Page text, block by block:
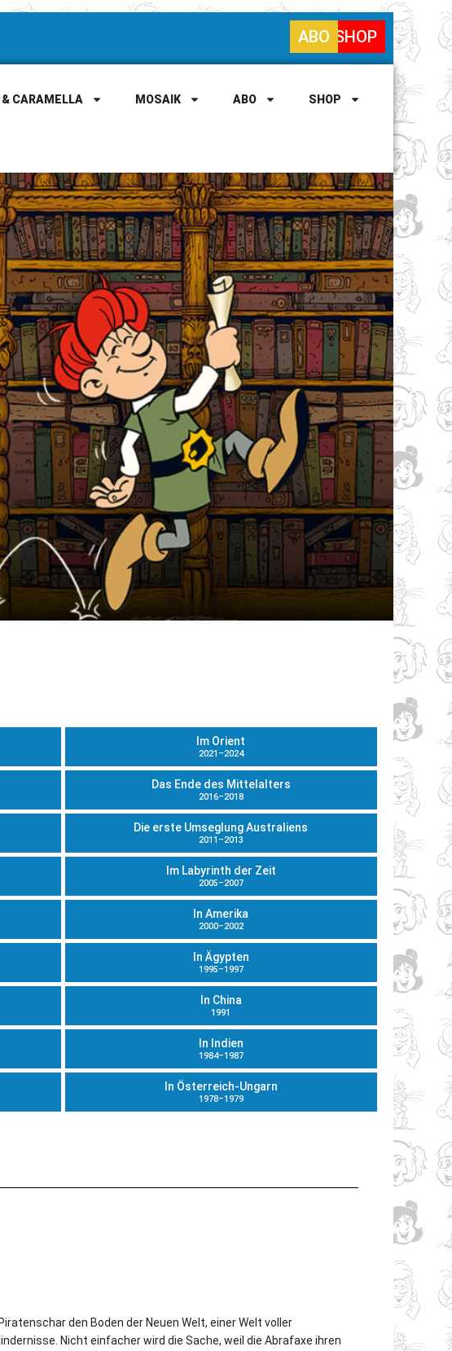
SHOP
ABO
CARAMELLA MOSAIK ABO SHOP
Im Orient
2021–2024
Das Ende des Mittelalters
2016–2018
Die erste Umseglung Australiens
2011–2013
Im Labyrinth der Zeit
2005–2007
In Amerika
2000–2002
In Ägypten
1995–1997
In China
1991
In Indien
1984–1987
In Österreich-Ungarn
1978–1979
den Boden der Neuen Welt, einer Welt voller
Nicht einfacher wird die Sache, weil die Abrafaxe ihren